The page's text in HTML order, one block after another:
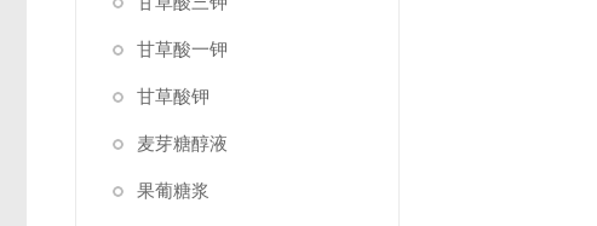
甘草酸一钾
甘草酸钾
麦芽糖醇液
果葡糖浆